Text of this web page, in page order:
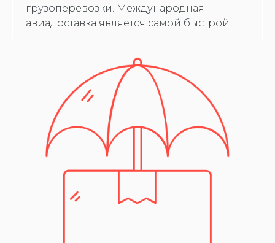
грузоперевозки. Международная
авиадоставка является самой быстрой.